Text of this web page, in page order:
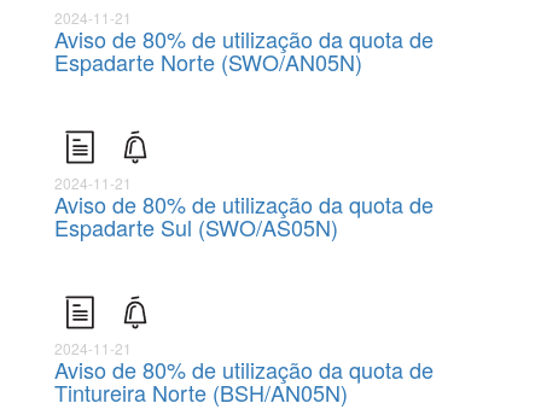
2024-11-21
Aviso de 80% de utilização da quota de
Espadarte Norte (SWO/AN05N)
2024-11-21
Aviso de 80% de utilização da quota de
Espadarte Sul (SWO/AS05N)
2024-11-21
Aviso de 80% de utilização da quota de
Tintureira Norte (BSH/AN05N)